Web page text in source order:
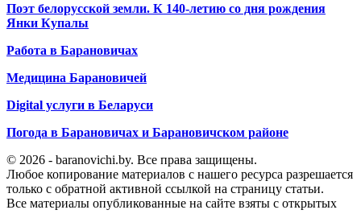
Поэт белорусской земли. К 140-летию со дня рождения
Янки Купалы
Работа в Барановичах
Медицина Барановичей
Digital услуги в Беларуси
Погода в Барановичах и Барановичском районе
© 2026 - baranovichi.by. Все права защищены.
Любое копирование материалов с нашего ресурса разрешается
только с обратной активной ссылкой на страницу статьи.
Все материалы опубликованные на сайте взяты с открытых